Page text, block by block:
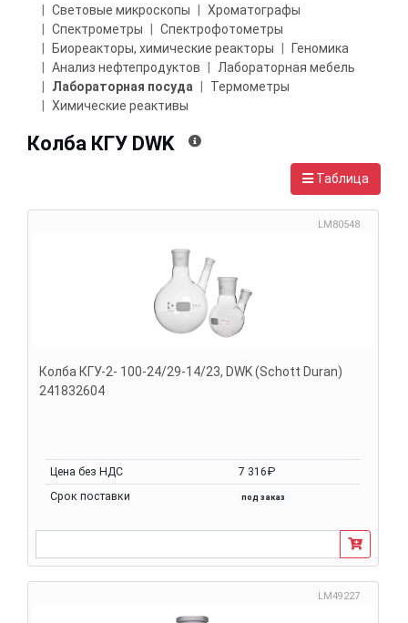
Световые микроскопы
Хроматографы
Спектрометры
Спектрофотометры
Биореакторы, химические реакторы
Геномика
Анализ нефтепродуктов
Лабораторная мебель
Лабораторная посуда
Термометры
Химические реактивы
Колба КГУ DWK
Таблица
LM80548
Колба КГУ-2- 100-24/29-14/23, DWK (Schott Duran)
241832604
Цена без НДС
7 316₽
Срок поставки
под заказ
LM49227